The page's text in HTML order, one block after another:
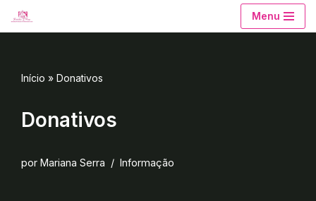
Menu
Início » Donativos
Donativos
por Mariana Serra Informação